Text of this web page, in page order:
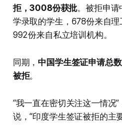
拒，3008份获批。被拒申
学录取的学生，678份来自理
992份来自私立培训机构。
同期， 中国学生签证申请总
被拒。
“我一直在密切关注这一情况
说，“印度学生签证被拒的主